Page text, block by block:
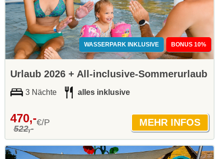
WASSERPARK INKLUSIVE BONUS 10%
Urlaub 2026 + All-inclusive-Sommerurlaub
3 Nächte alles inklusive
470,-
522,-
€/P